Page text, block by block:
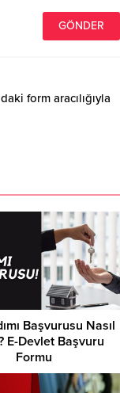
form aracılığıyla
Başvurusu Nasıl
E-Devlet Başvuru
Formu